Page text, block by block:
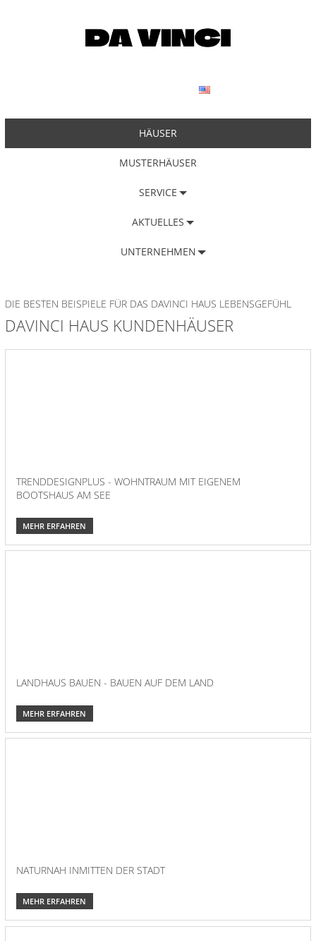
HÄUSER
MUSTERHÄUSER
SERVICE
AKTUELLES
UNTERNEHMEN
DIE BESTEN BEISPIELE FÜR DAS DAVINCI HAUS LEBENSGEFÜHL
DAVINCI HAUS KUNDENHÄUSER
TRENDDESIGNPLUS - WOHNTRAUM MIT EIGENEM
BOOTSHAUS AM SEE
MEHR ERFAHREN
LANDHAUS BAUEN - BAUEN AUF DEM LAND
MEHR ERFAHREN
NATURNAH INMITTEN DER STADT
MEHR ERFAHREN